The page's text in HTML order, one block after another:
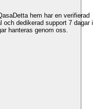
Detta hem har en verifierad
dedikerad support 7 dagar i
hanteras genom oss.